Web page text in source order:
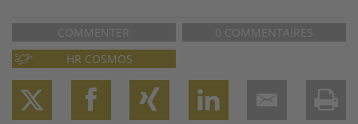
COMMENTER
0 COMMENTAIRES
HR COSMOS